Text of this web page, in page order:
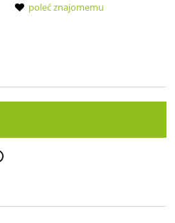
poleć znajomemu
kosztów płatności